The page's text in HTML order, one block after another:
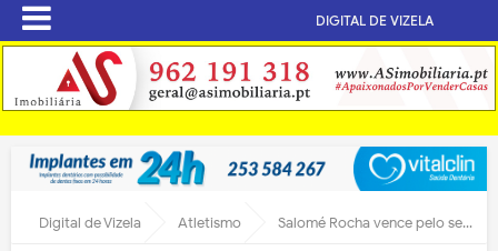
DIGITAL DE VIZELA
Digital de Vizela Atletismo Salomé Rocha vence pelo seu novo clube